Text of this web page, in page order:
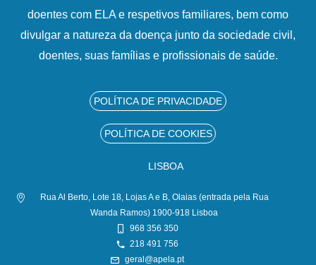
doentes com ELA e respetivos familiares, bem como
divulgar a natureza da doença junto da sociedade civil,
doentes, suas famílias e profissionais de saúde.
POLÍTICA DE PRIVACIDADE
POLÍTICA DE COOKIES
LISBOA
Rua Al Berto, Lote 18, Lojas A e B, Olaias (entrada pela Rua
Wanda Ramos) 1900-918 Lisboa
968 356 350
218 491 756
geral@apela.pt